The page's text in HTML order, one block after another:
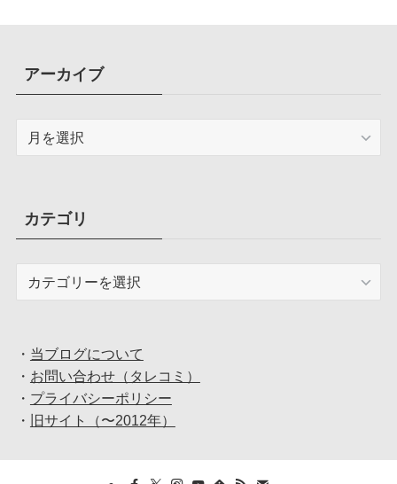
アーカイブ
ブカテゴリ
・ 当ブログについて
・ お問い合わせ（タレコミ）
・ プライバシーポリシー
・
旧サイト（〜2012年）